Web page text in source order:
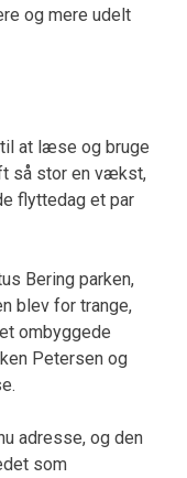
og mere udelt
at læse og bruge
så stor en vækst,
flyttedag et par
Bering parken,
blev for trange,
ombyggede
Petersen og
adresse, og den
som